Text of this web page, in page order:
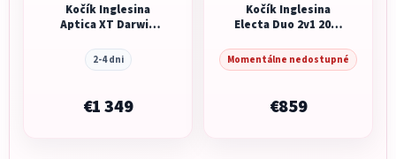
Kočík Inglesina
Aptica XT Darwin
Himalaya Blue
2-4 dni
€1 349
Kočík Inglesina
Electa Duo 2v1 2026
Momentálne nedostupné
€859